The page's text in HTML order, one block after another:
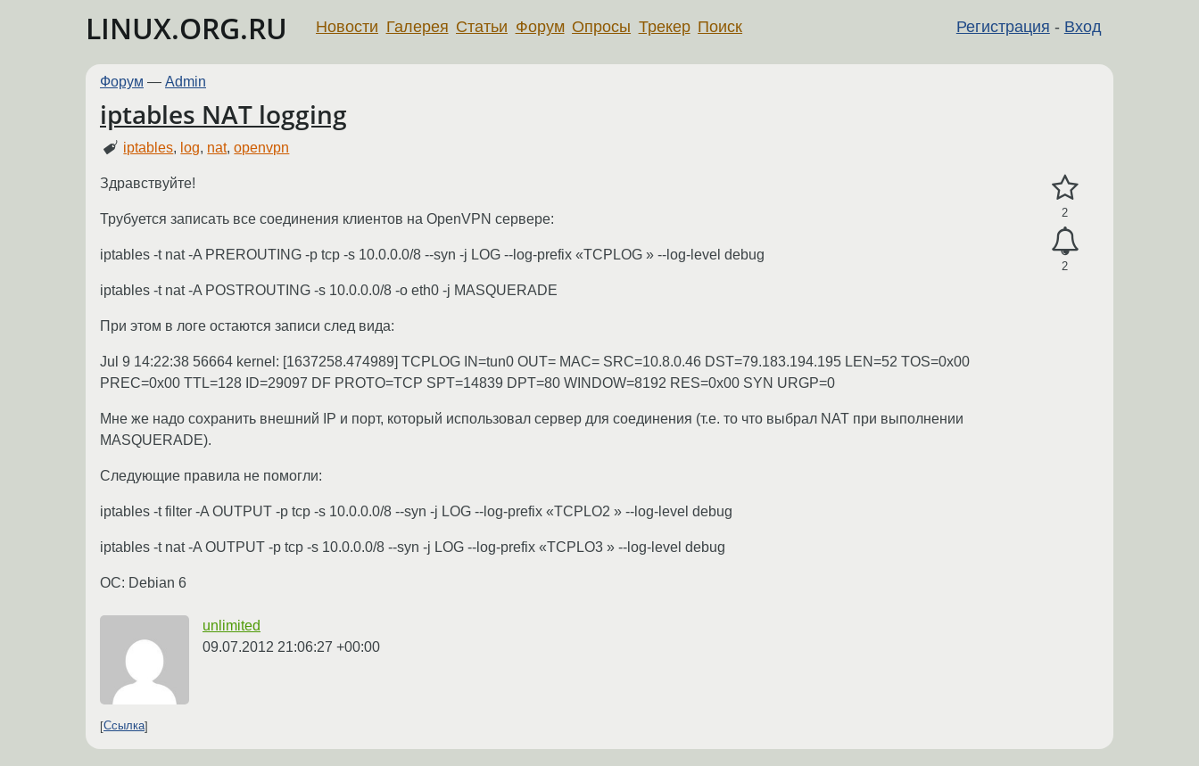
LINUX.ORG.RU Регистрация - Вход
Новости Галерея Статьи Форум Опросы Трекер Поиск
Форум — Admin
iptables NAT logging
iptables, log, nat,openvpn
2
2
Здравствуйте!
Трубуется записать все соединения клиентов на OpenVPN сервере:
iptables -t nat -A PREROUTING -p tcp -s 10.0.0.0/8 --syn -j LOG --log-prefix «TCPLOG » --log-level debug
iptables -t nat -A POSTROUTING -s 10.0.0.0/8 -o eth0 -j MASQUERADE
При этом в логе остаются записи след вида:
Jul 9 14:22:38 56664 kernel: [1637258.474989] TCPLOG IN=tun0 OUT= MAC= SRC=10.8.0.46 DST=79.183.194.195 LEN=52 TOS=0x00
PREC=0x00 TTL=128 ID=29097 DF PROTO=TCP SPT=14839 DPT=80 WINDOW=8192 RES=0x00 SYN URGP=0
Мне же надо сохранить внешний IP и порт, который использовал сервер для соединения (т.е. то что выбрал NAT при выполнении
MASQUERADE).
Следующие правила не помогли:
iptables -t filter -A OUTPUT -p tcp -s 10.0.0.0/8 --syn -j LOG --log-prefix «TCPLO2 » --log-level debug
iptables -t nat -A OUTPUT -p tcp -s 10.0.0.0/8 --syn -j LOG --log-prefix «TCPLO3 » --log-level debug
ОС: Debian 6
unlimited
09.07.2012 21:06:27 +00:00
Ссылка